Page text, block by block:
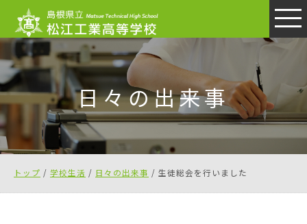
このページの本文へ
日々の出来事
現
在
トップ / 学校生活 / 日々の出来事 / 生徒総会を行いました